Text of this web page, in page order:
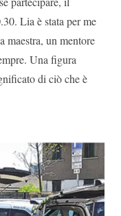
Lia è stata per me
maestra, un mentore
Una figura
di ciò che è